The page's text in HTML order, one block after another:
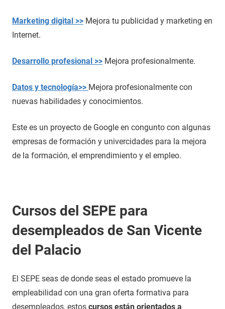
Marketing digital >> Mejora tu publicidad y marketing en
Internet.
Desarrollo profesional >> Mejora profesionalmente.
Datos y tecnología>> Mejora profesionalmente con
nuevas habilidades y conocimientos.
Este es un proyecto de Google en congunto con algunas
empresas de formación y univercidades para la mejora
de la formación, el emprendimiento y el empleo.
Cursos del SEPE para
desempleados de San Vicente
del Palacio
El SEPE seas de donde seas el estado promueve la
empleabilidad con una gran oferta formativa para
desempleados, estos cursos están orientados a